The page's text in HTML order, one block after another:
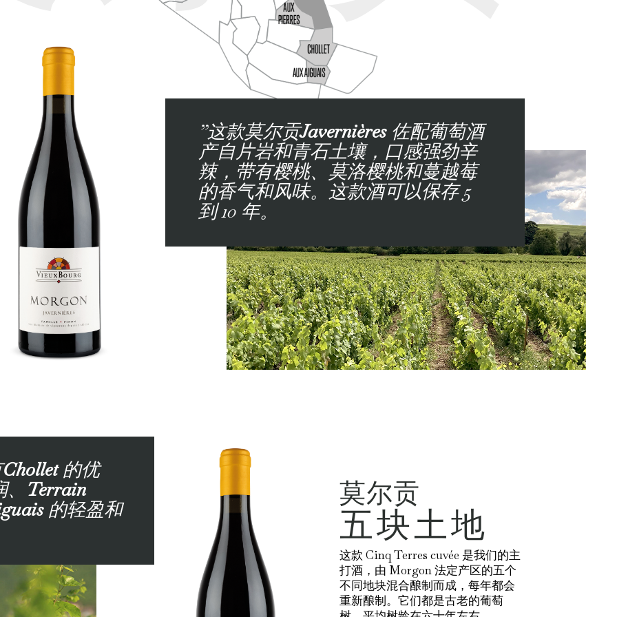
”这款莫尔贡Javernières 佐配葡萄酒
产自片岩和青石土壤，口感强劲辛
辣，带有樱桃、莫洛樱桃和蔓越莓
的香气和风味。这款酒可以保存 5
到 10 年。
Chollet的优
Terrain
的轻盈和
莫尔贡
五块土地
这款 Cinq Terres cuvée 是我们的主
打酒，由 Morgon 法定产区的五个
不同地块混合酿制而成，每年都会
重新酿制。它们都是古老的葡萄